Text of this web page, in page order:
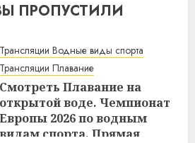
ПРОПУСТИЛИ
Трансляции Водные виды спорта
Трансляции Плавание
Смотреть Плавание на
открытой воде. Чемпионат
Европы 2026 по водным
видам спорта. Прямая